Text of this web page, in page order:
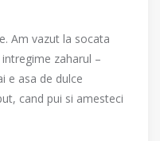
Am vazut la socata
zaharul –
e asa de dulce
cand pui si amesteci